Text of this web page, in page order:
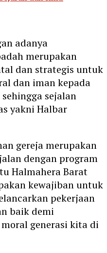
adanya
merupakan
dan strategis untuk
dan iman kepada
sejalan
yakni Halbar
gereja merupakan
dengan program
Halmahera Barat
kewajiban untuk
pekerjaan
baik demi
generasi kita di